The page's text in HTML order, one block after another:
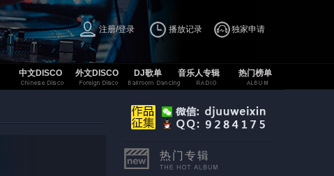
注册/登录 播放记录 独家申请
中文DISCO 外文DISCO DJ歌单 音乐人专辑 热门榜单
热门专辑